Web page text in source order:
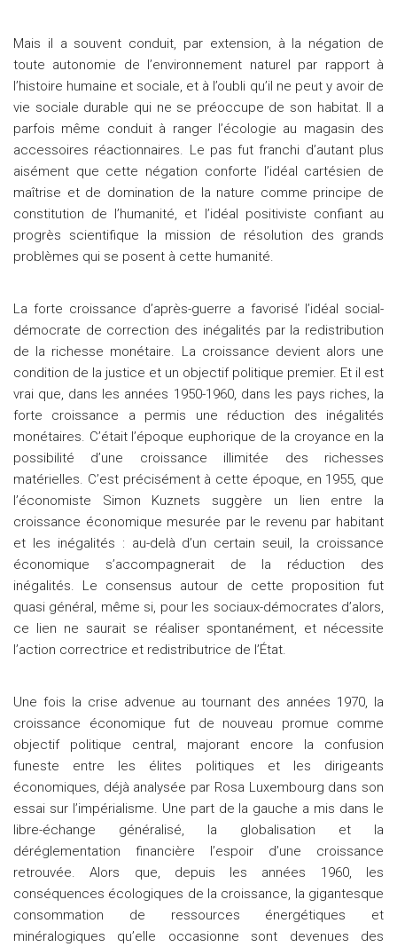
Mais il a souvent conduit, par extension, à la négation de
toute autonomie de l’environnement naturel par rapport à
l’histoire humaine et sociale, et à l’oubli qu’il ne peut y avoir de
vie sociale durable qui ne se préoccupe de son habitat. Il a
parfois même conduit à ranger l’écologie au magasin des
accessoires réactionnaires. Le pas fut franchi d’autant plus
aisément que cette négation conforte l’idéal cartésien de
maîtrise et de domination de la nature comme principe de
constitution de l’humanité, et l’idéal positiviste confiant au
progrès scientifique la mission de résolution des grands
problèmes qui se posent à cette humanité.
La forte croissance d’après-guerre a favorisé l’idéal social-
démocrate de correction des inégalités par la redistribution
de la richesse monétaire. La croissance devient alors une
condition de la justice et un objectif politique premier. Et il est
vrai que, dans les années 1950-1960, dans les pays riches, la
forte croissance a permis une réduction des inégalités
monétaires. C’était l’époque euphorique de la croyance en la
possibilité d’une croissance illimitée des richesses
matérielles. C’est précisément à cette époque, en 1955, que
l’économiste Simon Kuznets suggère un lien entre la
croissance économique mesurée par le revenu par habitant
et les inégalités : au-delà d’un certain seuil, la croissance
économique s’accompagnerait de la réduction des
inégalités. Le consensus autour de cette proposition fut
quasi général, même si, pour les sociaux-démocrates d’alors,
ce lien ne saurait se réaliser spontanément, et nécessite
l’action correctrice et redistributrice de l’État.
Une fois la crise advenue au tournant des années 1970, la
croissance économique fut de nouveau promue comme
objectif politique central, majorant encore la confusion
funeste entre les élites politiques et les dirigeants
économiques, déjà analysée par Rosa Luxembourg dans son
essai sur l’impérialisme. Une part de la gauche a mis dans le
libre-échange généralisé, la globalisation et la
déréglementation financière l’espoir d’une croissance
retrouvée. Alors que, depuis les années 1960, les
conséquences écologiques de la croissance, la gigantesque
consommation de ressources énergétiques et
minéralogiques qu’elle occasionne sont devenues des